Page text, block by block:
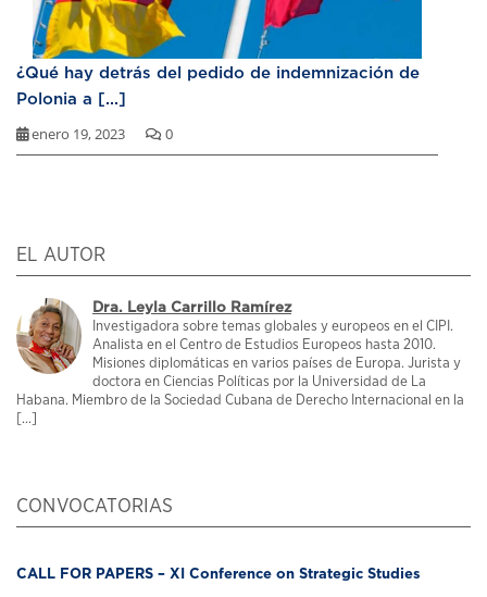
¿Qué hay detrás del pedido de indemnización de
Polonia a [...]
enero 19, 2023 0
EL AUTOR
Dra. Leyla Carrillo Ramírez
Investigadora sobre temas globales y europeos en el CIPI.
Analista en el Centro de Estudios Europeos hasta 2010.
Misiones diplomáticas en varios países de Europa. Jurista y
doctora en Ciencias Políticas por la Universidad de La
Habana. Miembro de la Sociedad Cubana de Derecho Internacional en la
[...]
CONVOCATORIAS
CALL FOR PAPERS – XI Conference on Strategic Studies